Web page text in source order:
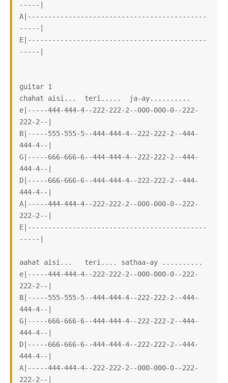
-----|
A|--------------------------------------------
-----|
E|--------------------------------------------
-----|
guitar 1
chahat aisi...  teri.....  ja-ay..........
e|-----444-444-4--222-222-2--000-000-0--222-
222-2--|
B|-----555-555-5--444-444-4--222-222-2--444-
444-4--|
G|-----666-666-6--444-444-4--222-222-2--444-
444-4--|
D|-----666-666-6--444-444-4--222-222-2--444-
444-4--|
A|-----444-444-4--222-222-2--000-000-0--222-
222-2--|
E|--------------------------------------------
-----|
aahat aisi...   teri.... sathaa-ay ..........
e|-----444-444-4--222-222-2--000-000-0--222-
222-2--|
B|-----555-555-5--444-444-4--222-222-2--444-
444-4--|
G|-----666-666-6--444-444-4--222-222-2--444-
444-4--|
D|-----666-666-6--444-444-4--222-222-2--444-
444-4--|
A|-----444-444-4--222-222-2--000-000-0--222-
222-2--|